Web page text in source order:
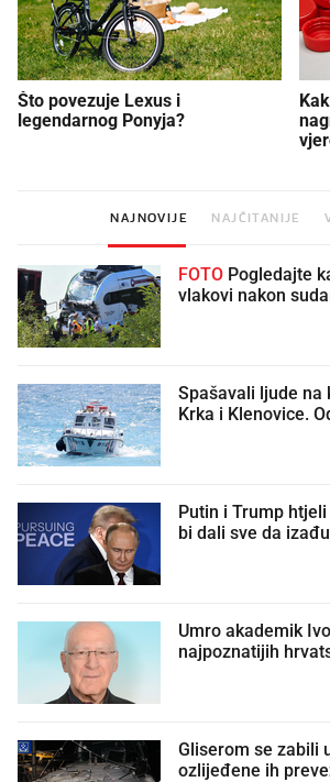
Što povezuje Lexus i
legendarnog Ponyja?
NAJNOVIJE NAJČITANIJE
FOTO
vlakovi nakon
Spašavali ljude na
Krka i Klenovice.
Putin i Trump
bi dali sve da
Umro akademik
najpoznatijih
Gliserom se zabili
ozlijeđene ih